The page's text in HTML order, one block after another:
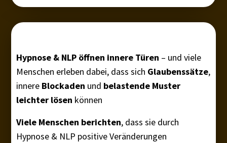
Hypnose & NLP öffnen innere Türen – und viele
Menschen erleben dabei, dass sich Glaubenssätze,
innere Blockaden und belastende Muster
leichter lösen können
Viele Menschen berichten, dass sie durch
Hypnose & NLP positive Veränderungen